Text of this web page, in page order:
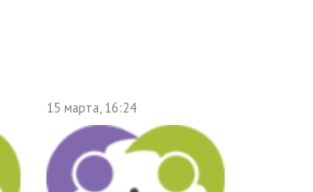
15 марта, 16:24